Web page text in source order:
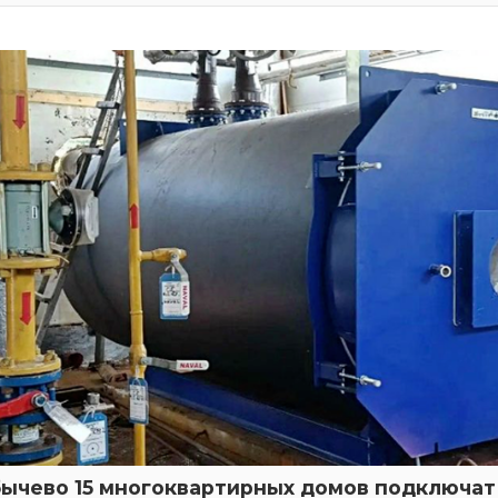
15 многоквартирных домов подключат